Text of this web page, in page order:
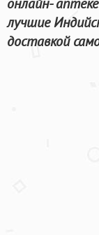
лучшие
доставкой